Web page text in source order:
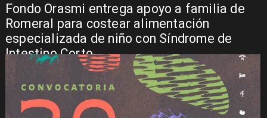
Fondo Orasmi entrega apoyo a familia de
Romeral para costear alimentación
especializada de niño con Síndrome de
Intestino Corto